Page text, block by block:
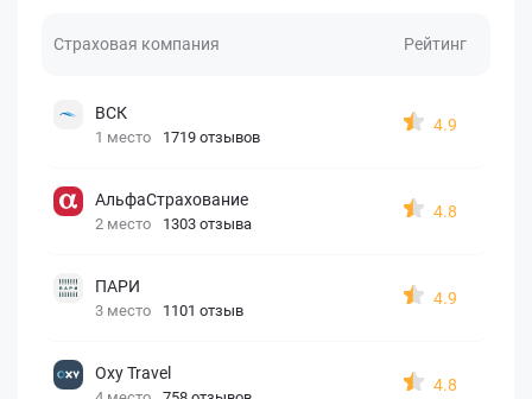
Страховая компания Рейтинг
ВСК
1 место 1719 отзывов
4.9
АльфаСтрахование
2 место 1303 отзыва
4.8
ПАРИ
3 место 1101 отзыв
4.9
Oxy Travel
4.8